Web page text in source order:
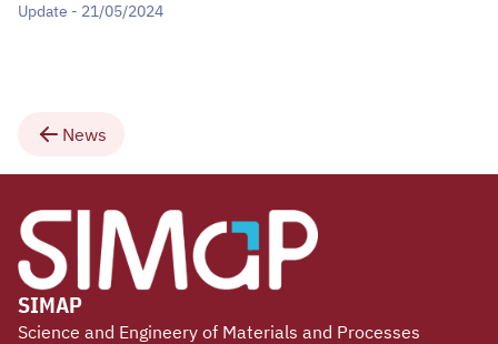
Update - 21/05/2024
News
SIMAP
Science and Engineery of Materials and Processes